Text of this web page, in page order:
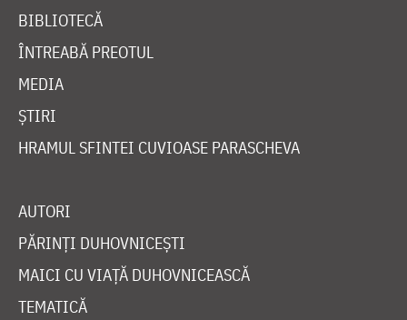
BIBLIOTECĂ
ÎNTREABĂ PREOTUL
MEDIA
ȘTIRI
HRAMUL SFINTEI CUVIOASE PARASCHEVA
AUTORI
PĂRINȚI DUHOVNICEȘTI
MAICI CU VIAȚĂ DUHOVNICEASCĂ
TEMATICĂ